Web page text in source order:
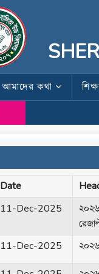
আমাদের কথা
Date
11-Dec-2025
২০২৬
11-Dec-2025 ২০২৬